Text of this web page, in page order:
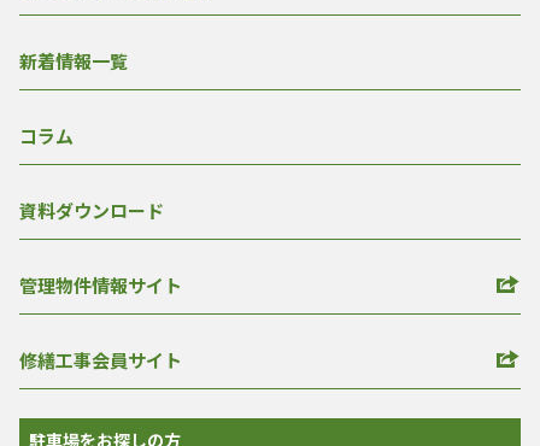
新着情報一覧
コラム
資料ダウンロード
管理物件情報サイト
修繕工事会員サイト
駐車場をお探しの方